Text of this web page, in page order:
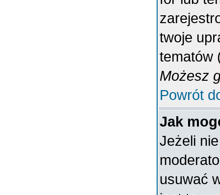
twoje
tematów
Możesz
Powrót
Jak
Jeżeli
usuwać